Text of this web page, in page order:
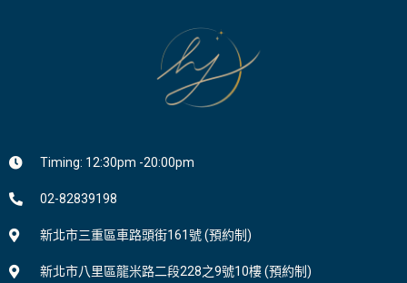
Timing: 12:30pm -20:00pm
02-82839198
新北市三重區車路頭街161號 (預約制)
新北市八里區龍米路二段228之9號10樓 (預約制)